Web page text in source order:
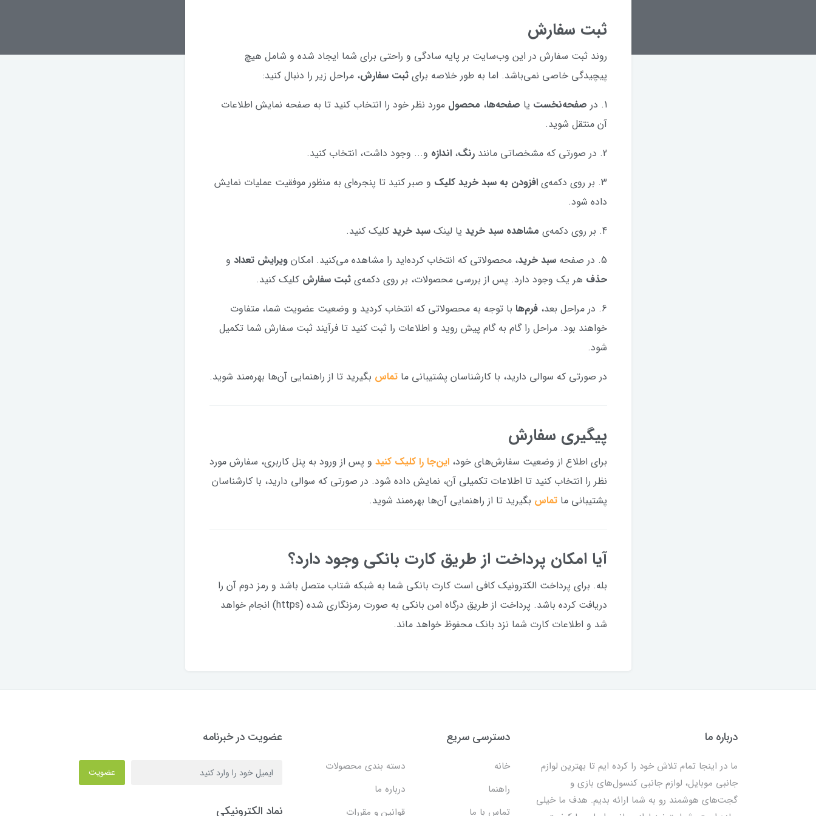
ثبت سفارش
روند ثبت سفارش در این وب‌سایت بر پایه سادگی و راحتی برای شما ایجاد شده و شامل هیچ
پیچیدگی خاصی نمی‌باشد. اما به طور خلاصه برایثبت سفارش، مراحل زیر را دنبال کنید:
1. در
صفحه‌نخست یا صفحه‌ها، محصولمورد نظر خود را انتخاب کنید تا به صفحه نمایش اطلاعات
آن منتقل شوید.
2. در صورتی که مشخصاتی مانند
رنگ،اندازه و... وجود داشت، انتخاب کنید.
3. بر روی دکمه‌ی
افزودن به سبد خرید کلیک و صبر کنید تا پنجره‌ای به منظور موفقیت عملیات نمایش
داده شود.
4. بر روی دکمه‌ی
مشاهده سبد خرید یا لینکسبد خرید کلیک کنید.
5. در صفحه
سبد خرید، محصولاتی که انتخاب کرده‌اید را مشاهده می‌کنید. امکانویرایش تعداد و
حذف هر یک وجود دارد. پس از بررسی محصولات، بر روی دکمه‌یثبت سفارش کلیک کنید.
6. در مراحل بعد،
فرم‌ها با توجه به محصولاتی که انتخاب کردید و وضعیت عضویت شما، متفاوت
خواهند بود. مراحل را گام به گام پیش روید و اطلاعات را ثبت کنید تا فرآیند ثبت سفارش شما تکمیل
شود.
در صورتی که سوالی دارید، با کارشناسان پشتیبانی ماتماس بگیرید تا از راهنمایی آن‌ها بهره‌مند شوید.
پیگیری سفارش
برای اطلاع از وضعیت سفارش‌های خود،این‌جا را کلیک کنید و پس از ورود به پنل کاربری، سفارش مورد
نظر را انتخاب کنید تا اطلاعات تکمیلی آن، نمایش داده شود. در صورتی که سوالی دارید، با کارشناسان
پشتیبانی ماتماس بگیرید تا از راهنمایی آن‌ها بهره‌مند شوید.
آیا امکان پرداخت از طریق کارت بانکی وجود دارد؟
بله. برای پرداخت الکترونیک کافی است کارت بانکی شما به شبکه شتاب متصل باشد و رمز دوم آن را
دریافت کرده باشد. پرداخت از طریق درگاه امن بانکی به صورت رمزنگاری شده (https) انجام خواهد
شد و اطلاعات کارت شما نزد بانک محفوظ خواهد ماند.
درباره ما
ما در اینجا تمام تلاش خود را کرده ایم تا بهترین لوازم
جانبی موبایل، لوازم جانبی کنسول‌های بازی و
گجت‌های هوشمند رو به شما ارائه بدیم. هدف ما خیلی
دسترسی سریع
خانه
دسته بندی محصولات
راهنما
درباره ما
تماس با ما
قوانین و مقررات
عضویت در خبرنامه
عضویت
نماد الکترونیکی